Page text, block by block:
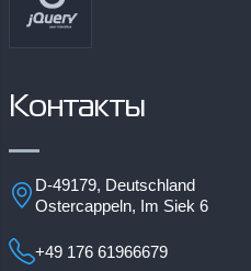
Контакты
D-49179, Deutschland
Ostercappeln, Im Siek 6
+49 176 61966679